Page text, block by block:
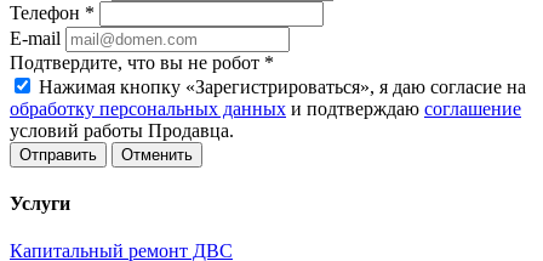
Телефон *
E-mail
Подтвердите, что вы не робот *
Нажимая кнопку «Зарегистрироваться», я даю согласие на
обработку персональных данных и подтверждаю соглашение
условий работы Продавца.
Отменить
Услуги
Капитальный ремонт ДВС